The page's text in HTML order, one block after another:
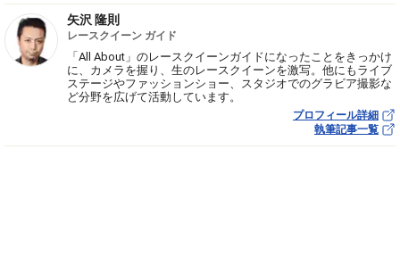
矢沢 隆則
レースクイーン ガイド
「All About」のレースクイーンガイドになったことをきっかけ
に、カメラを握り、生のレースクイーンを激写。他にもライブ
ステージやファッションショー、スタジオでのグラビア撮影な
ど分野を広げて活動しています。
プロフィール詳細
執筆記事一覧